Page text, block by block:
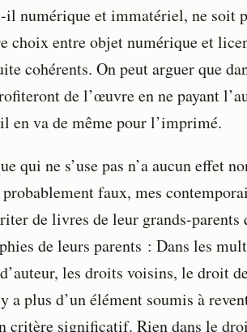
numérique et immatériel, ne soit
choix entre objet numérique et
cohérents. On peut arguer que
de l’œuvre en ne payant
en va de même pour l’imprimé.
qui ne s’use pas n’a aucun effet
faux, mes
de livres de leur grands-parents
de leurs parents : Dans les
les droits voisins, le droit
a plus d’un élément soumis à
critère significatif. Rien dans le